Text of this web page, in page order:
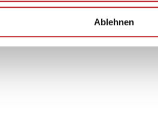
Ablehnen